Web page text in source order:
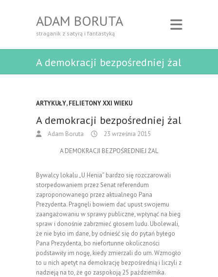
ADAM BORUTA
straganik z satyrą i fantastyką
A demokracji bezpośredniej żal
ARTYKUŁY,FELIETONY XXI WIEKU
A demokracji bezpośredniej żal
Adam Boruta 23 września 2015
A DEMOKRACJI BEZPOŚREDNIEJ ŻAL
Bywalcy lokalu „U Henia” bardzo się rozczarowali
storpedowaniem przez Senat referendum
zaproponowanego przez aktualnego Pana
Prezydenta. Pragnęli bowiem dać upust swojemu
zaangażowaniu w sprawy publiczne, wpłynąć na bieg
spraw i donośnie zabrzmieć głosem ludu. Ubolewali,
że nie było im dane, by odnieść się do pytań byłego
Pana Prezydenta, bo niefortunne okoliczności
podstawiły im nogę, kiedy zmierzali do urn. Wzmogło
to u nich apetyt na demokrację bezpośrednią i liczyli z
nadzieją na to, że go zaspokoją 25 października.